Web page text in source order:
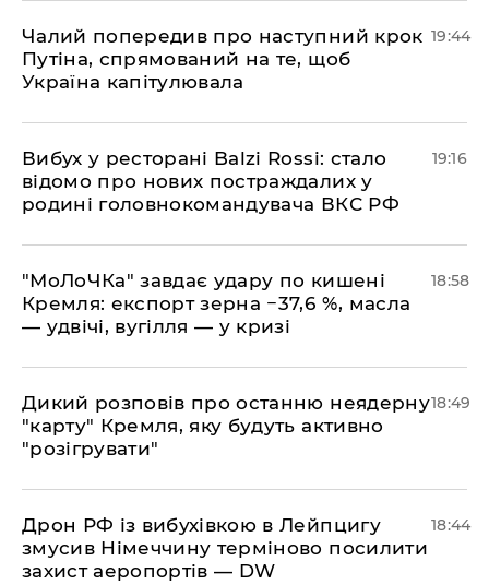
​Чалий попередив про наступний крок
Путіна, спрямований на те, щоб
Україна капітулювала
19:44
​Вибух у ресторані Balzi Rossi: стало
відомо про нових постраждалих у
родині головнокомандувача ВКС РФ
19:16
​"МоЛоЧКа" завдає удару по кишені
Кремля: експорт зерна −37,6 %, масла
— удвічі, вугілля — у кризі
18:58
​Дикий розповів про останню неядерну
"карту" Кремля, яку будуть активно
"розігрувати"
18:49
​Дрон РФ із вибухівкою в Лейпцигу
змусив Німеччину терміново посилити
захист аеропортів — DW
18:44